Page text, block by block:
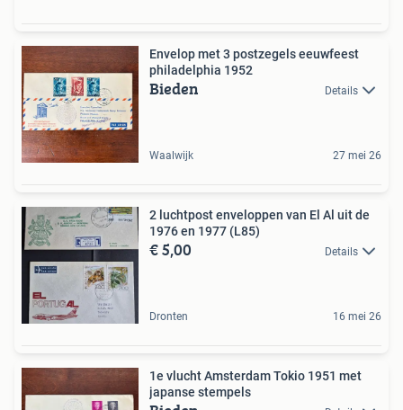
Envelop met 3 postzegels eeuwfeest
philadelphia 1952
Bieden Details
Waalwijk 27 mei 26
2 luchtpost enveloppen van El Al uit de
1976 en 1977 (L85)
€ 5,00 Details
Dronten 16 mei 26
1e vlucht Amsterdam Tokio 1951 met
japanse stempels